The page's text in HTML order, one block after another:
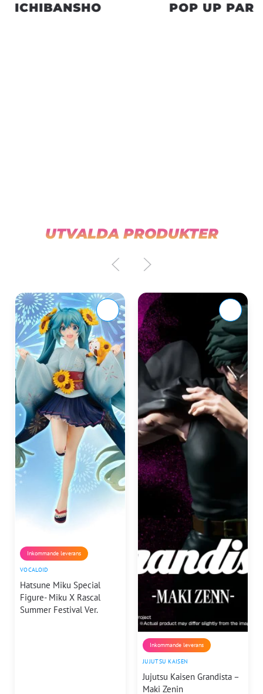
ICHIBANSHO POP UP
UTVALDA PRODUKTER
Inkommande leverans
VOCALOID
Hatsune Miku Special
Figure- Miku X Rascal
Summer Festival Ver.
Inkommande leverans
JUJUTSU KAISEN
Jujutsu Kaisen Grandista –
Maki Zenin